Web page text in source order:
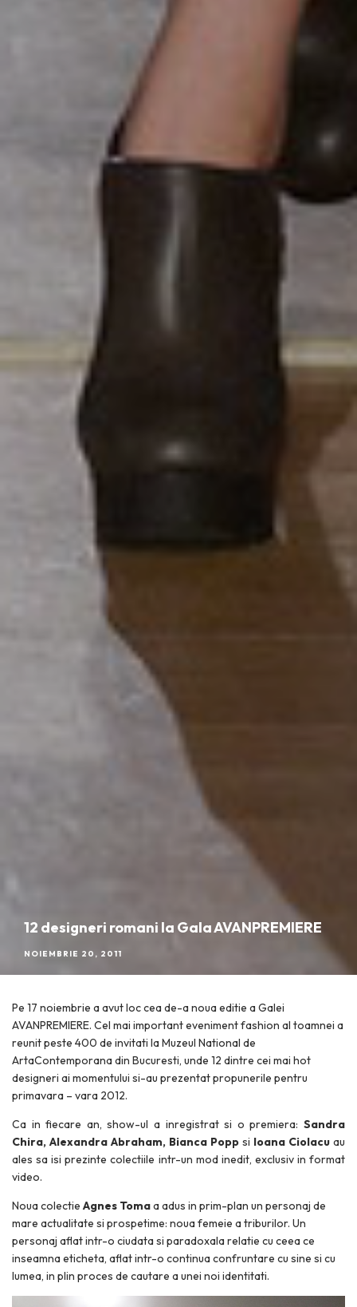
12 designeri romani la Gala AVANPREMIERE
NOIEMBRIE 20, 2011
Pe 17 noiembrie a avut loc cea de-a noua editie a Galei
AVANPREMIERE. Cel mai important eveniment fashion al toamnei a
reunit peste 400 de invitati la Muzeul National de
ArtaContemporana din Bucuresti, unde 12 dintre cei mai hot
designeri ai momentului si-au prezentat propunerile pentru
primavara – vara 2012.
Ca in fiecare an, show-ul a inregistrat si o premiera: Sandra
Chira, Alexandra Abraham, Bianca Popp si Ioana Ciolacu au
ales sa isi prezinte colectiile intr-un mod inedit, exclusiv in format
video.
Noua colectie Agnes Tomaa adus in prim-plan un personaj de
mare actualitate si prospetime: noua femeie a triburilor. Un
personaj aflat intr-o ciudata si paradoxala relatie cu ceea ce
inseamna eticheta, aflat intr-o continua confruntare cu sine si cu
lumea, in plin proces de cautare a unei noi identitati.